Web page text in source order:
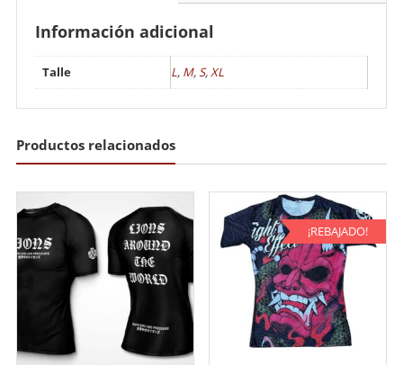
Información adicional
Talle L, M,S,XL
Productos relacionados
¡REBAJADO!